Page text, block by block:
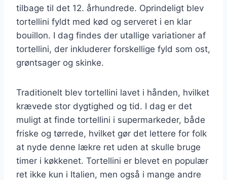
tilbage til det 12. århundrede. Oprindeligt blev
tortellini fyldt med kød og serveret i en klar
bouillon. I dag findes der utallige variationer af
tortellini, der inkluderer forskellige fyld som ost,
grøntsager og skinke.
Traditionelt blev tortellini lavet i hånden, hvilket
krævede stor dygtighed og tid. I dag er det
muligt at finde tortellini i supermarkeder, både
friske og tørrede, hvilket gør det lettere for folk
at nyde denne lækre ret uden at skulle bruge
timer i køkkenet. Tortellini er blevet en populær
ret ikke kun i Italien, men også i mange andre